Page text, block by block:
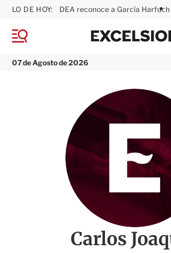
M
n
07 de Agosto de 2026
LO DE HOY: DEA reconoce a García Harfuch
Carlos